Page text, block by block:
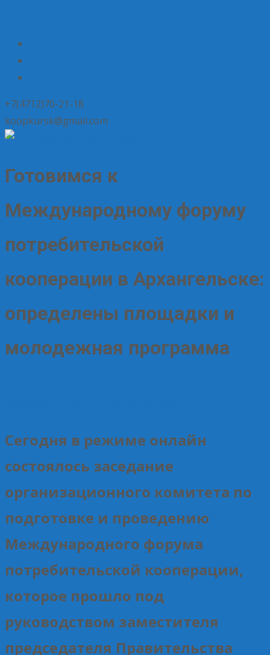
+7(4712)70-21-18
koopkursk@gmail.com
Готовимся к
Международному форуму
потребительской
кооперации в Архангельске:
определены площадки и
молодежная программа
Сегодня в режиме онлайн
состоялось заседание
организационного комитета по
подготовке и проведению
Международного форума
потребительской кооперации,
которое прошло под
руководством заместителя
председателя Правительства